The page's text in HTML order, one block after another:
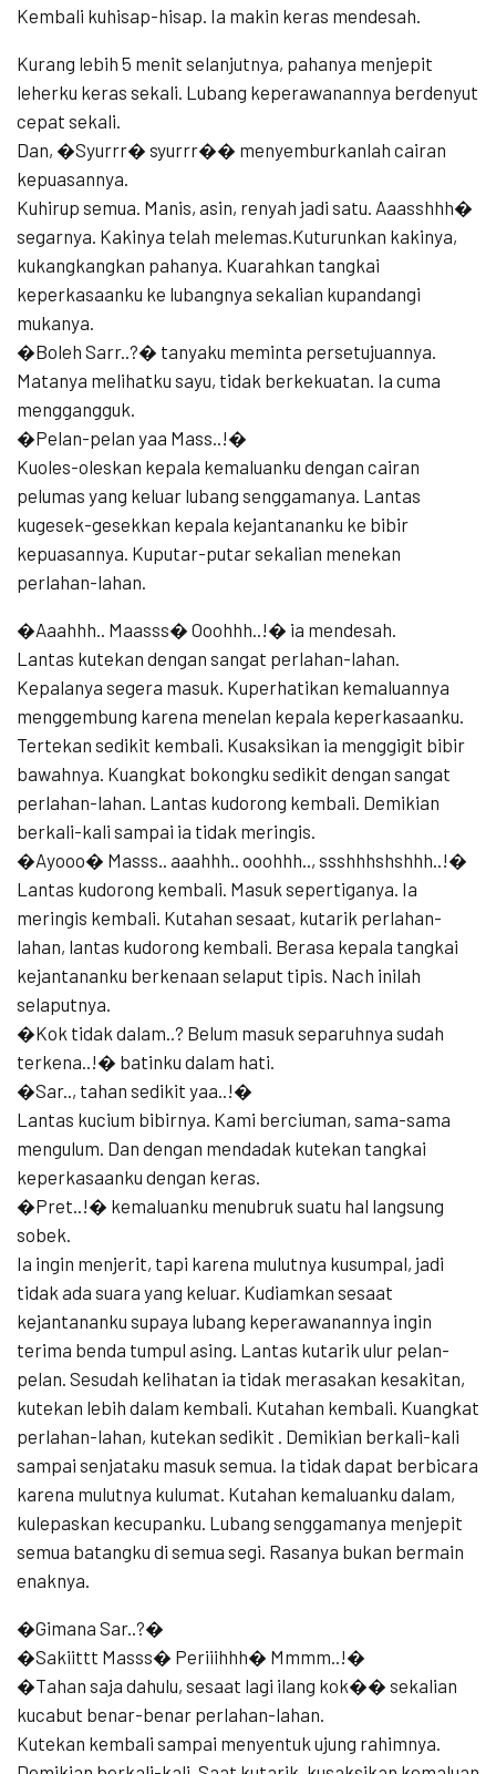
Kembali kuhisap-hisap. Ia makin keras mendesah.
Kurang lebih 5 menit selanjutnya, pahanya menjepit
leherku keras sekali. Lubang keperawanannya berdenyut
cepat sekali.
Dan, �Syurrr� syurrr�� menyemburkanlah cairan
kepuasannya.
Kuhirup semua. Manis, asin, renyah jadi satu. Aaasshhh�
segarnya. Kakinya telah melemas.Kuturunkan kakinya,
kukangkangkan pahanya. Kuarahkan tangkai
keperkasaanku ke lubangnya sekalian kupandangi
mukanya.
�Boleh Sarr..?� tanyaku meminta persetujuannya.
Matanya melihatku sayu, tidak berkekuatan. Ia cuma
menggangguk.
�Pelan-pelan yaa Mass..!�
Kuoles-oleskan kepala kemaluanku dengan cairan
pelumas yang keluar lubang senggamanya. Lantas
kugesek-gesekkan kepala kejantananku ke bibir
kepuasannya. Kuputar-putar sekalian menekan
perlahan-lahan.
�Aaahhh.. Maasss� Ooohhh..!� ia mendesah.
Lantas kutekan dengan sangat perlahan-lahan.
Kepalanya segera masuk. Kuperhatikan kemaluannya
menggembung karena menelan kepala keperkasaanku.
Tertekan sedikit kembali. Kusaksikan ia menggigit bibir
bawahnya. Kuangkat bokongku sedikit dengan sangat
perlahan-lahan. Lantas kudorong kembali. Demikian
berkali-kali sampai ia tidak meringis.
�Ayooo� Masss.. aaahhh.. ooohhh.., ssshhhshshhh..!�
Lantas kudorong kembali. Masuk sepertiganya. Ia
meringis kembali. Kutahan sesaat, kutarik perlahan-
lahan, lantas kudorong kembali. Berasa kepala tangkai
kejantananku berkenaan selaput tipis. Nach inilah
selaputnya.
�Kok tidak dalam..? Belum masuk separuhnya sudah
terkena..!� batinku dalam hati.
�Sar.., tahan sedikit yaa..!�
Lantas kucium bibirnya. Kami berciuman, sama-sama
mengulum. Dan dengan mendadak kutekan tangkai
keperkasaanku dengan keras.
�Pret..!� kemaluanku menubruk suatu hal langsung
sobek.
Ia ingin menjerit, tapi karena mulutnya kusumpal, jadi
tidak ada suara yang keluar. Kudiamkan sesaat
kejantananku supaya lubang keperawanannya ingin
terima benda tumpul asing. Lantas kutarik ulur pelan-
pelan. Sesudah kelihatan ia tidak merasakan kesakitan,
kutekan lebih dalam kembali. Kutahan kembali. Kuangkat
perlahan-lahan, kutekan sedikit . Demikian berkali-kali
sampai senjataku masuk semua. Ia tidak dapat berbicara
karena mulutnya kulumat. Kutahan kemaluanku dalam,
kulepaskan kecupanku. Lubang senggamanya menjepit
semua batangku di semua segi. Rasanya bukan bermain
enaknya.
�Gimana Sar..?�
�Sakiittt Masss� Periiihhh� Mmmm..!�
�Tahan saja dahulu, sesaat lagi ilang kok�� sekalian
kucabut benar-benar perlahan-lahan.
Kutekan kembali sampai menyentuk ujung rahimnya.